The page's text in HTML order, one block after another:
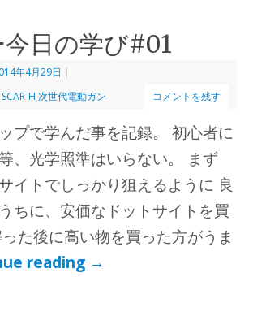
日の学び#01
年4月29日 |
H 次世代電動ガン コメントを残す
プで学んだ事を記録。 初心者に
、光学照準はいらない。 まず
イトでしっかり狙えるように 良
ちに、安価なドットサイトを買
た後に高い物を買った方がうま
reading →